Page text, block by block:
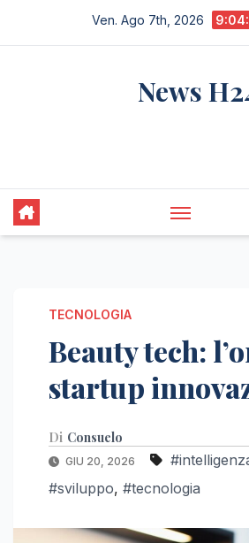
Ven. Ago 7th, 2026
News
TECNOLOGIA
Beauty tech:
startup
Di Consuelo
GIU 20, 2026
#sviluppo, #tecnologia